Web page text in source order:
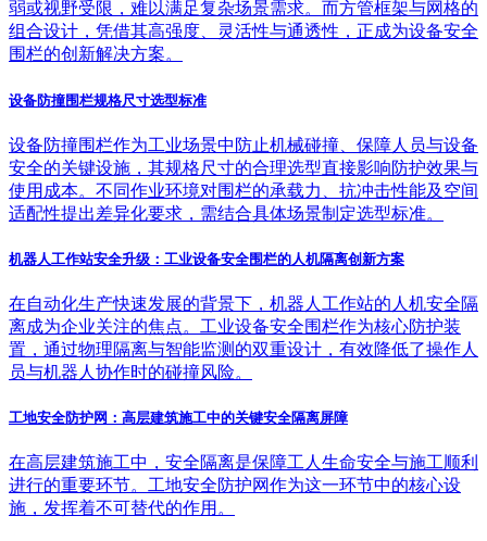
弱或视野受限，难以满足复杂场景需求。而方管框架与网格的
组合设计，凭借其高强度、灵活性与通透性，正成为设备安全
围栏的创新解决方案。
设备防撞围栏规格尺寸选型标准
设备防撞围栏作为工业场景中防止机械碰撞、保障人员与设备
安全的关键设施，其规格尺寸的合理选型直接影响防护效果与
使用成本。不同作业环境对围栏的承载力、抗冲击性能及空间
适配性提出差异化要求，需结合具体场景制定选型标准。
机器人工作站安全升级：工业设备安全围栏的人机隔离创新方案
在自动化生产快速发展的背景下，机器人工作站的人机安全隔
离成为企业关注的焦点。工业设备安全围栏作为核心防护装
置，通过物理隔离与智能监测的双重设计，有效降低了操作人
员与机器人协作时的碰撞风险。
工地安全防护网：高层建筑施工中的关键安全隔离屏障
在高层建筑施工中，安全隔离是保障工人生命安全与施工顺利
进行的重要环节。工地安全防护网作为这一环节中的核心设
施，发挥着不可替代的作用。